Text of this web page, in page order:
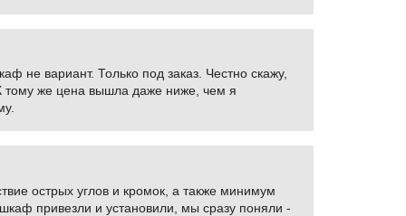
не вариант. Только под заказ. Честно скажу,
тому же цена вышла даже ниже, чем я
острых углов и кромок, а также минимум
привезли и установили, мы сразу поняли -